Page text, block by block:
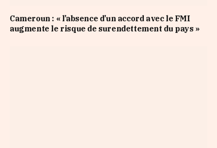
Cameroun : « l’absence d’un accord avec le FMI
augmente le risque de surendettement du pays »